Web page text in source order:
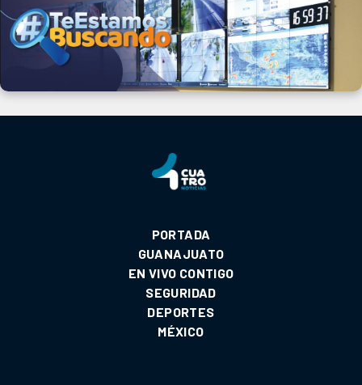
PORTADA
GUANAJUATO
EN VIVO CONTIGO
SEGURIDAD
DEPORTES
MÉXICO